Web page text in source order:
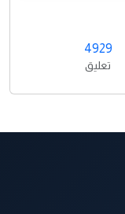
4929
تعليق